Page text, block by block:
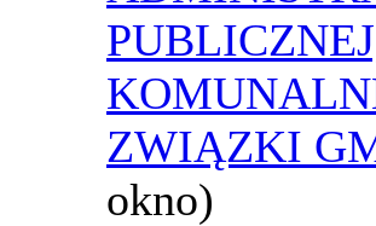
ZWIĄZKI
okno)